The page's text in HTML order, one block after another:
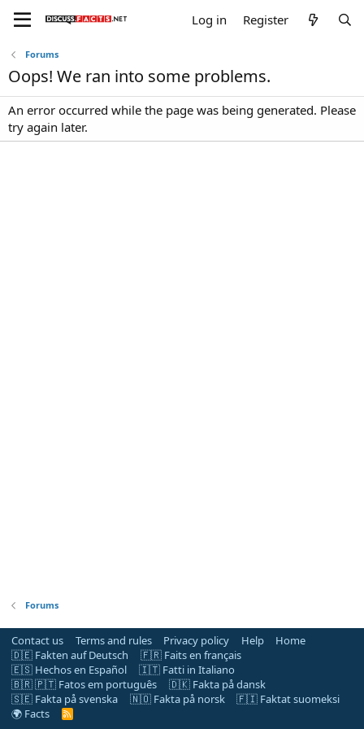
Log in Register
Forums
Oops! We ran into some problems.
An error occurred while the page was being generated. Please
try again later.
Forums
Contact us Terms and rules Privacy policy Help
Home
🇩🇪 Fakten auf Deutsch
🇫🇷 Faits en français
🇪🇸 Hechos en Español
🇮🇹 Fatti in Italiano
🇧🇷 🇵🇹 Fatos em português
🇩🇰 Fakta på dansk
🇸🇪 Fakta på svenska
🇳🇴 Fakta på norsk
🇫🇮 Faktat suomeksi
🌍 Facts
R